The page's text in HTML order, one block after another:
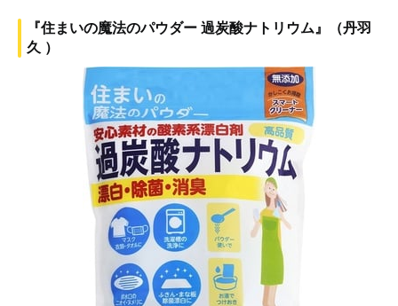
『住まいの魔法のパウダー 過炭酸ナトリウム』（丹羽
久 ）